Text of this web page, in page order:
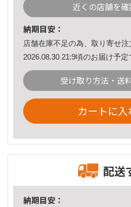
近くの店舗を確
納期目安：
店舗在庫不足の為、取り寄せ注
2026.08.30 21:9頃のお届け予定
受け取り方法・送
カートに入
配送
納期目安：